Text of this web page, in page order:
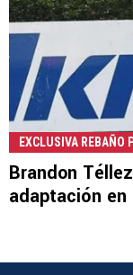
EXCLUSIVA REBAÑO
Brandon
adaptación en